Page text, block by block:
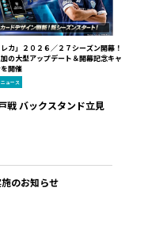
レカ」２０２６／２７シーズン開幕！
の大型アップデート＆開幕記念キャ
開催
ニュース
戦 バックスタンド立見
のお知らせ